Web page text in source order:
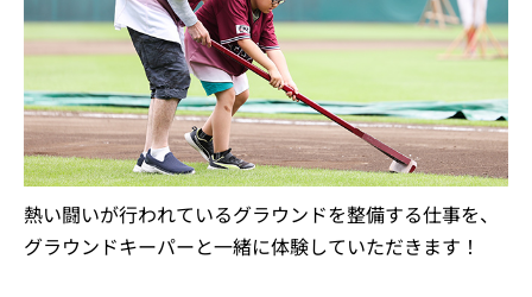
熱い闘いが行われているグラウンドを整備する仕事を、
グラウンドキーパーと一緒に体験していただきます！